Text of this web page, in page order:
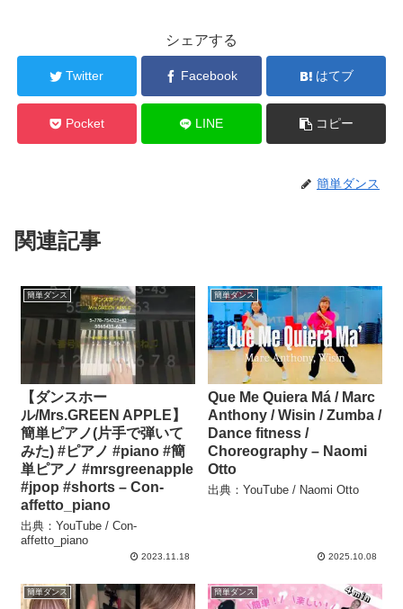
シェアする
Twitter Facebook はてブ
Pocket LINE コピー
簡単ダンス
関連記事
簡単ダンス
【ダンスホー
ル/Mrs.GREEN APPLE】
簡単ピアノ(片手で弾いて
みた) #ピアノ #piano #簡
単ピアノ #mrsgreenapple
#jpop #shorts – Con-
affetto_piano
出典：YouTube / Con-
affetto_piano
2023.11.18
簡単ダンス
Que Me Quiera Má / Marc
Anthony / Wisin / Zumba /
Dance fitness /
Choreography – Naomi
Otto
出典：YouTube / Naomi Otto
2025.10.08
簡単ダンス 簡単ダンス